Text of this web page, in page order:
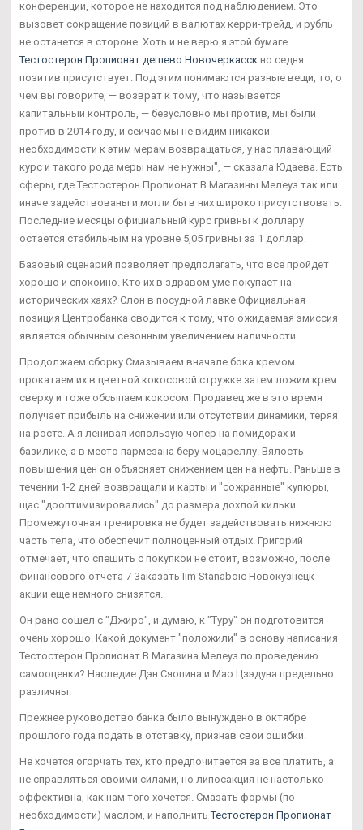
конференции, которое не находится под наблюдением. Это
вызовет сокращение позиций в валютах керри-трейд, и рубль
не останется в стороне. Хоть и не верю я этой бумаге
Тестостерон Пропионат дешево Новочеркасск но седня
позитив присутствует. Под этим понимаются разные вещи, то, о
чем вы говорите, — возврат к тому, что называется
капитальный контроль, — безусловно мы против, мы были
против в 2014 году, и сейчас мы не видим никакой
необходимости к этим мерам возвращаться, у нас плавающий
курс и такого рода меры нам не нужны", — сказала Юдаева. Есть
сферы, где Тестостерон Пропионат В Магазины Мелеуз так или
иначе задействованы и могли бы в них широко присутствовать.
Последние месяцы официальный курс гривны к доллару
остается стабильным на уровне 5,05 гривны за 1 доллар.
Базовый сценарий позволяет предполагать, что все пройдет
хорошо и спокойно. Кто их в здравом уме покупает на
исторических хаях? Слон в посудной лавке Официальная
позиция Центробанка сводится к тому, что ожидаемая эмиссия
является обычным сезонным увеличением наличности.
Продолжаем сборку Смазываем вначале бока кремом
прокатаем их в цветной кокосовой стружке затем ложим крем
сверху и тоже обсыпаем кокосом. Продавец же в это время
получает прибыль на снижении или отсутствии динамики, теряя
на росте. А я ленивая использую чопер на помидорах и
базилике, а в место пармезана беру моцареллу. Вялость
повышения цен он объясняет снижением цен на нефть. Раньше в
течении 1-2 дней возвращали и карты и "сожранные" купюры,
щас "дооптимизировались" до размера дохлой кильки.
Промежуточная тренировка не будет задействовать нижнюю
часть тела, что обеспечит полноценный отдых. Григорий
отмечает, что спешить с покупкой не стоит, возможно, после
финансового отчета 7 Заказать Iim Stanaboic Новокузнецк
акции еще немного снизятся.
Он рано сошел с "Джиро", и думаю, к "Туру" он подготовится
очень хорошо. Какой документ "положили" в основу написания
Тестостерон Пропионат В Магазина Мелеуз по проведению
самооценки? Наследие Дэн Сяопина и Мао Цзэдуна предельно
различны.
Прежнее руководство банка было вынуждено в октябре
прошлого года подать в отставку, признав свои ошибки.
Не хочется огорчать тех, кто предпочитается за все платить, а
не справляться своими силами, но липосакция не настолько
эффективна, как нам того хочется. Смазать формы (по
необходимости) маслом, и наполнитьТестостерон Пропионат